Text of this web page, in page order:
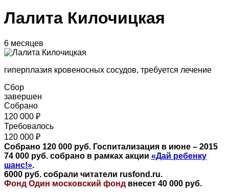
Лалита Килочицкая
6 месяцев
гиперплазия кровеносных сосудов, требуется лечение
Сбор
завершен
Собрано
120 000 ₽
Требовалось
120 000 ₽
Собрано 120 000 руб. Госпитализация в июне – 2015
74 000 руб. собрано в рамках акции «Дай ребенку
шанс!».
6000 руб. собрали читатели rusfond.ru.
Фонд Один московский фонд внесет 40 000 руб.